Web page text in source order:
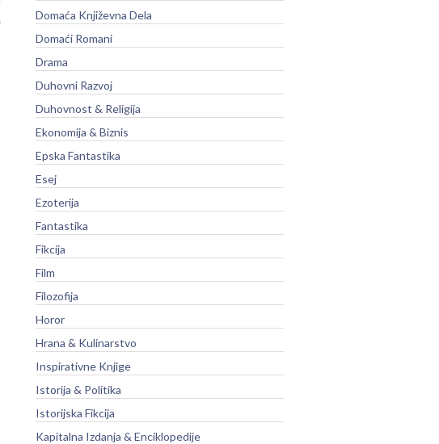
Domaća Književna Dela
Domaći Romani
Drama
Duhovni Razvoj
Duhovnost & Religija
Ekonomija & Biznis
Epska Fantastika
Esej
Ezoterija
Fantastika
Fikcija
Film
Filozofija
Horor
Hrana & Kulinarstvo
Inspirativne Knjige
Istorija & Politika
Istorijska Fikcija
Kapitalna Izdanja & Enciklopedije